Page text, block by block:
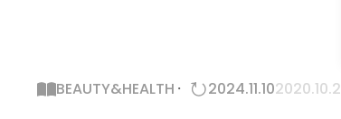
BEAUTY&HEALTH 2024.11.102020.10.2